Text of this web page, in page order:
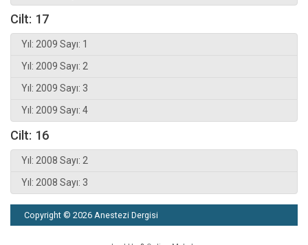
Cilt: 17
Yıl: 2009 Sayı: 1
Yıl: 2009 Sayı: 2
Yıl: 2009 Sayı: 3
Yıl: 2009 Sayı: 4
Cilt: 16
Yıl: 2008 Sayı: 2
Yıl: 2008 Sayı: 3
Copyright © 2026 Anestezi Dergisi